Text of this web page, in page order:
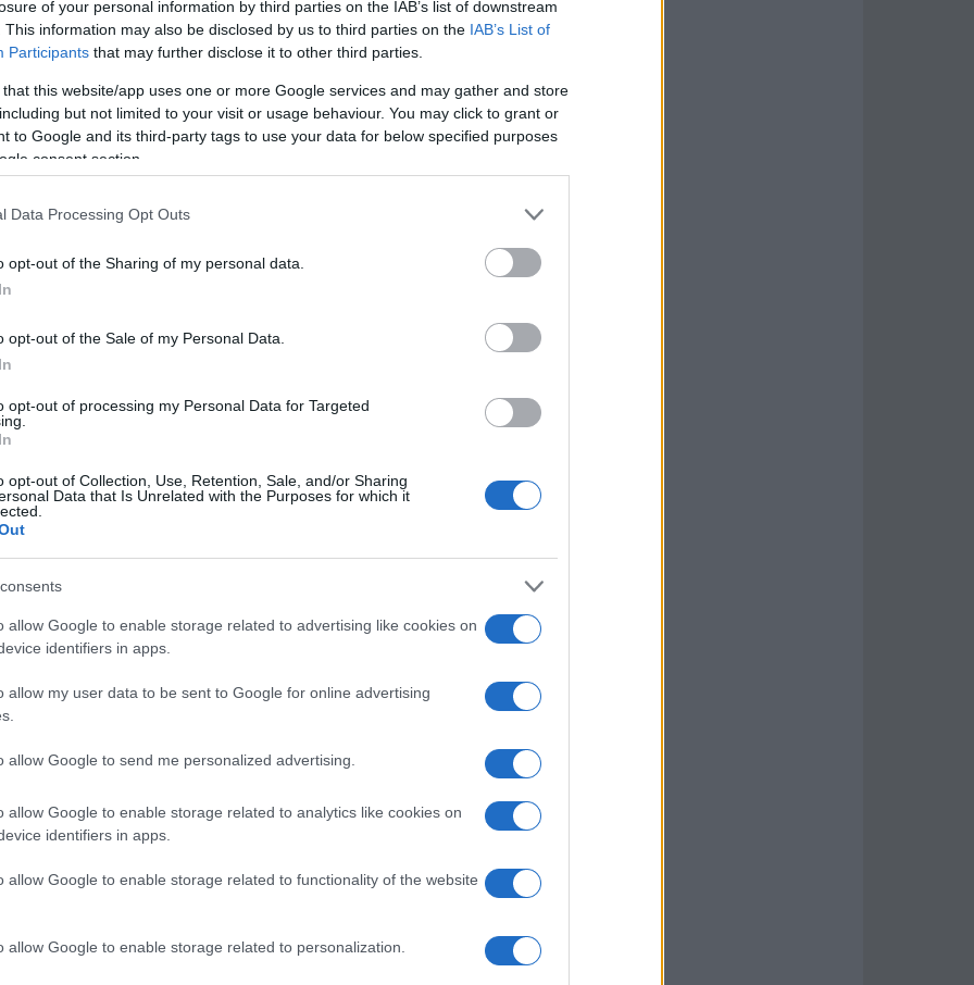
of your personal information by third parties on the IAB’s list of downstream
This information may also be disclosed by us to third parties on the IAB’s List of
Participants that may further disclose it to other third parties.
that this website/app uses one or more Google services and may gather and store
but not limited to your visit or usage behaviour. You may click to grant or
to Google and its third-party tags to use your data for below specified purposes
consent section.
Data Processing Opt Outs
opt-out of the Sharing of my personal data.
opt-out of the Sale of my Personal Data.
opt-out of processing my Personal Data for Targeted
opt-out of Collection, Use, Retention, Sale, and/or Sharing
Data that Is Unrelated with the Purposes for which it
allow Google to enable storage related to advertising like cookies on
identifiers in apps.
allow my user data to be sent to Google for online advertising
allow Google to send me personalized advertising.
allow Google to enable storage related to analytics like cookies on
identifiers in apps.
allow Google to enable storage related to functionality of the website
allow Google to enable storage related to personalization.
che resta valida a prescindere dai
principali, le logiche del pressing, il
i momenti che cambiano l’inerzia e una
il percorso una sezione diesempi
e
struttura (linee di passaggio,
occupazione deglihalf-spaces. In non
e verticale, orientamenti del corpo e
la prontezza: alla perdita della palla, il
alla riconquista, la scelta
dice molto sull’identità. Riconoscere le
il controllo reale.